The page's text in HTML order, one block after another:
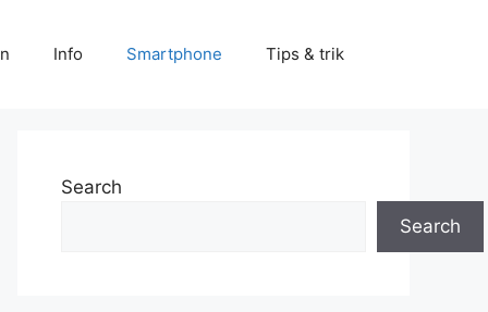
Info Smartphone Tips & trik
Search
Search